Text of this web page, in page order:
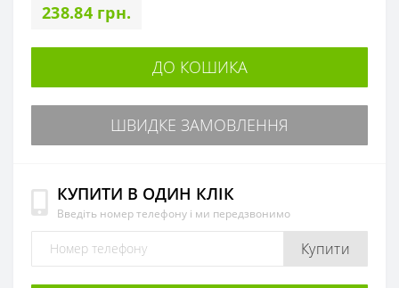
238.84 грн.
ДО КОШИКА
ШВИДКЕ ЗАМОВЛЕННЯ
КУПИТИ В ОДИН КЛІК
Введіть номер телефону і ми передзвонимо
Купити